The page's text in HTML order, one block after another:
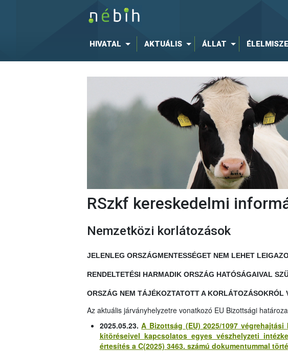
HIVATAL AKTUÁLIS ÁLLAT
RSzkf kereskedelmi
Nemzetközi korlátozások
JELENLEG ORSZÁGMENTESSÉGET NEM LEHET
RENDELTETÉSI HARMADIK ORSZÁG HATÓSÁGAIVAL
ORSZÁG NEM TÁJÉKOZTATOTT A KORLÁTOZÁSOKRÓL
Az aktuális járványhelyzetre vonatkozó EU Bizottsági
2025.05.23.A Bizottság (EU) 2025/1097
kitöréseivel kapcsolatos egyes vészhelyzeti
értesítés a C(2025) 3463. számú dokumentummal